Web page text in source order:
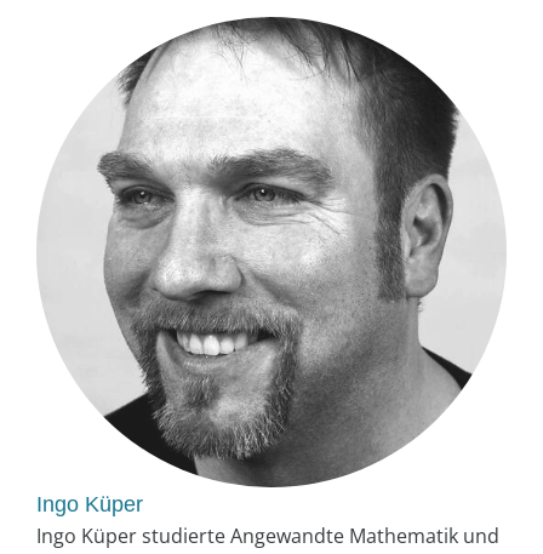
Ingo Küper
Ingo Küper studierte Angewandte Mathematik und